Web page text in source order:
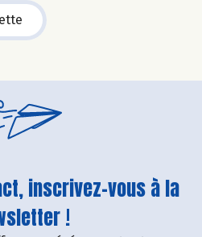
inscrivez-vous à la
!